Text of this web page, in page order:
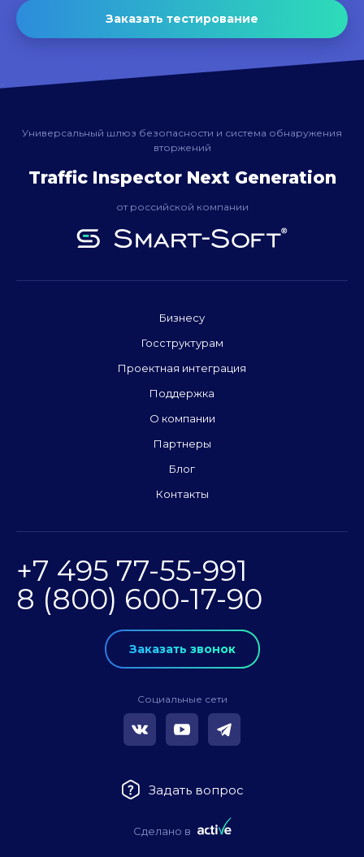
Заказать тестирование
Универсальный шлюз безопасности и система обнаружения
вторжений
Traffic Inspector Next Generation
от российской компании
Бизнесу
Госструктурам
Проектная интеграция
Поддержка
О компании
Партнеры
Блог
Контакты
+7 495 77-55-991
8 (800) 600-17-90
Заказать звонок
Социальные сети
Задать вопрос
Сделано в